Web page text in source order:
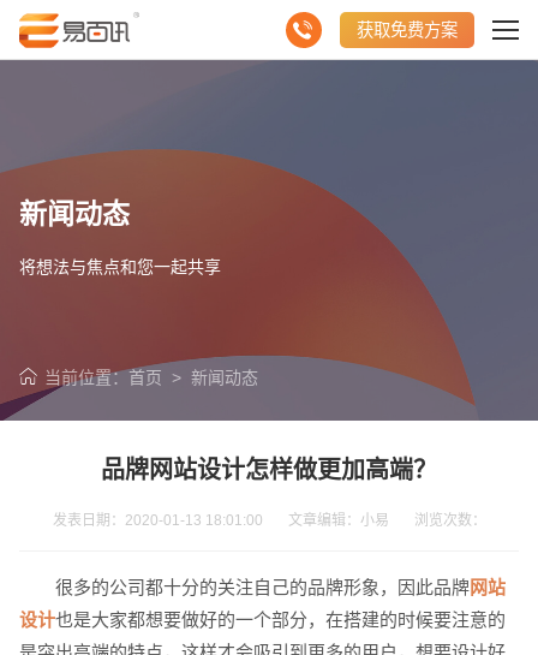
获取免费方案
新闻动态
将想法与焦点和您一起共享
当前位置： 首页 > 新闻动态
品牌网站设计怎样做更加高端？
发表日期：2020-01-13 18:01:00 文章编辑：小易 浏览次数：
很多的公司都十分的关注自己的品牌形象，因此品牌网站
设计也是大家都想要做好的一个部分，在搭建的时候要注意的